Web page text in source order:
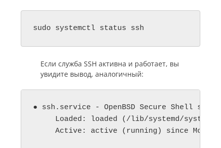
sudo systemctl status ssh
Если служба SSH активна и работает, вы
увидите вывод, аналогичный:
● ssh.service - OpenBSD Secure Shell
Loaded: loaded (/lib/systemd/system/